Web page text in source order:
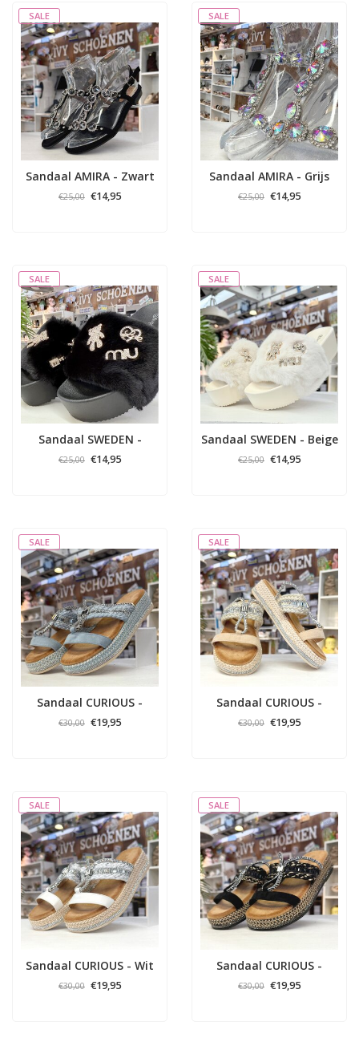
SALE
Sandaal AMIRA - Zwart
€25,00 €14,95
SALE
Sandaal AMIRA - Grijs
€25,00 €14,95
SALE
Sandaal SWEDEN -
Zwart
€25,00 €14,95
SALE
Sandaal SWEDEN - Beige
€25,00 €14,95
SALE
Sandaal CURIOUS -
Blauw
€30,00 €19,95
SALE
Sandaal CURIOUS -
Beige
€30,00 €19,95
SALE
Sandaal CURIOUS - Wit
€30,00 €19,95
SALE
Sandaal CURIOUS -
Zwart
€30,00 €19,95